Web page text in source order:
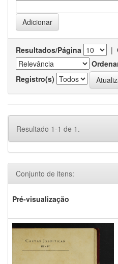
Resultados/Página |
Registro(s)
Resultado 1-1 de 1.
Conjunto de itens:
Pré-visualização